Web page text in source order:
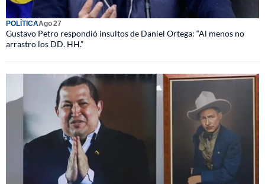
POLÍTICAAgo 27
Gustavo Petro respondió insultos de Daniel Ortega: “Al menos no
arrastro los DD. HH.”